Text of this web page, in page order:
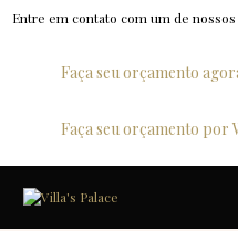
Entre em contato com um de
Faça seu orçamento
Faça seu orçamento por